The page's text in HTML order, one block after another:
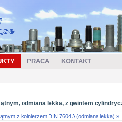
PRACA KONTAKT
odmiana lekka, z gwintem
z kołnierzem DIN 7604 A (odmiana lekka) »